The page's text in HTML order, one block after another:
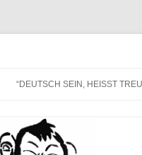
“DEUTSCH SEIN, HEISST TREU